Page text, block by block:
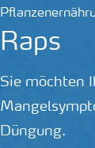
Raps
Sie möchten
Düngung.